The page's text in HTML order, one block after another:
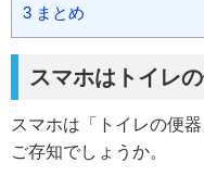
3 まとめ
スマホはトイレ
スマホは「トイレの便
ご存知でしょうか。